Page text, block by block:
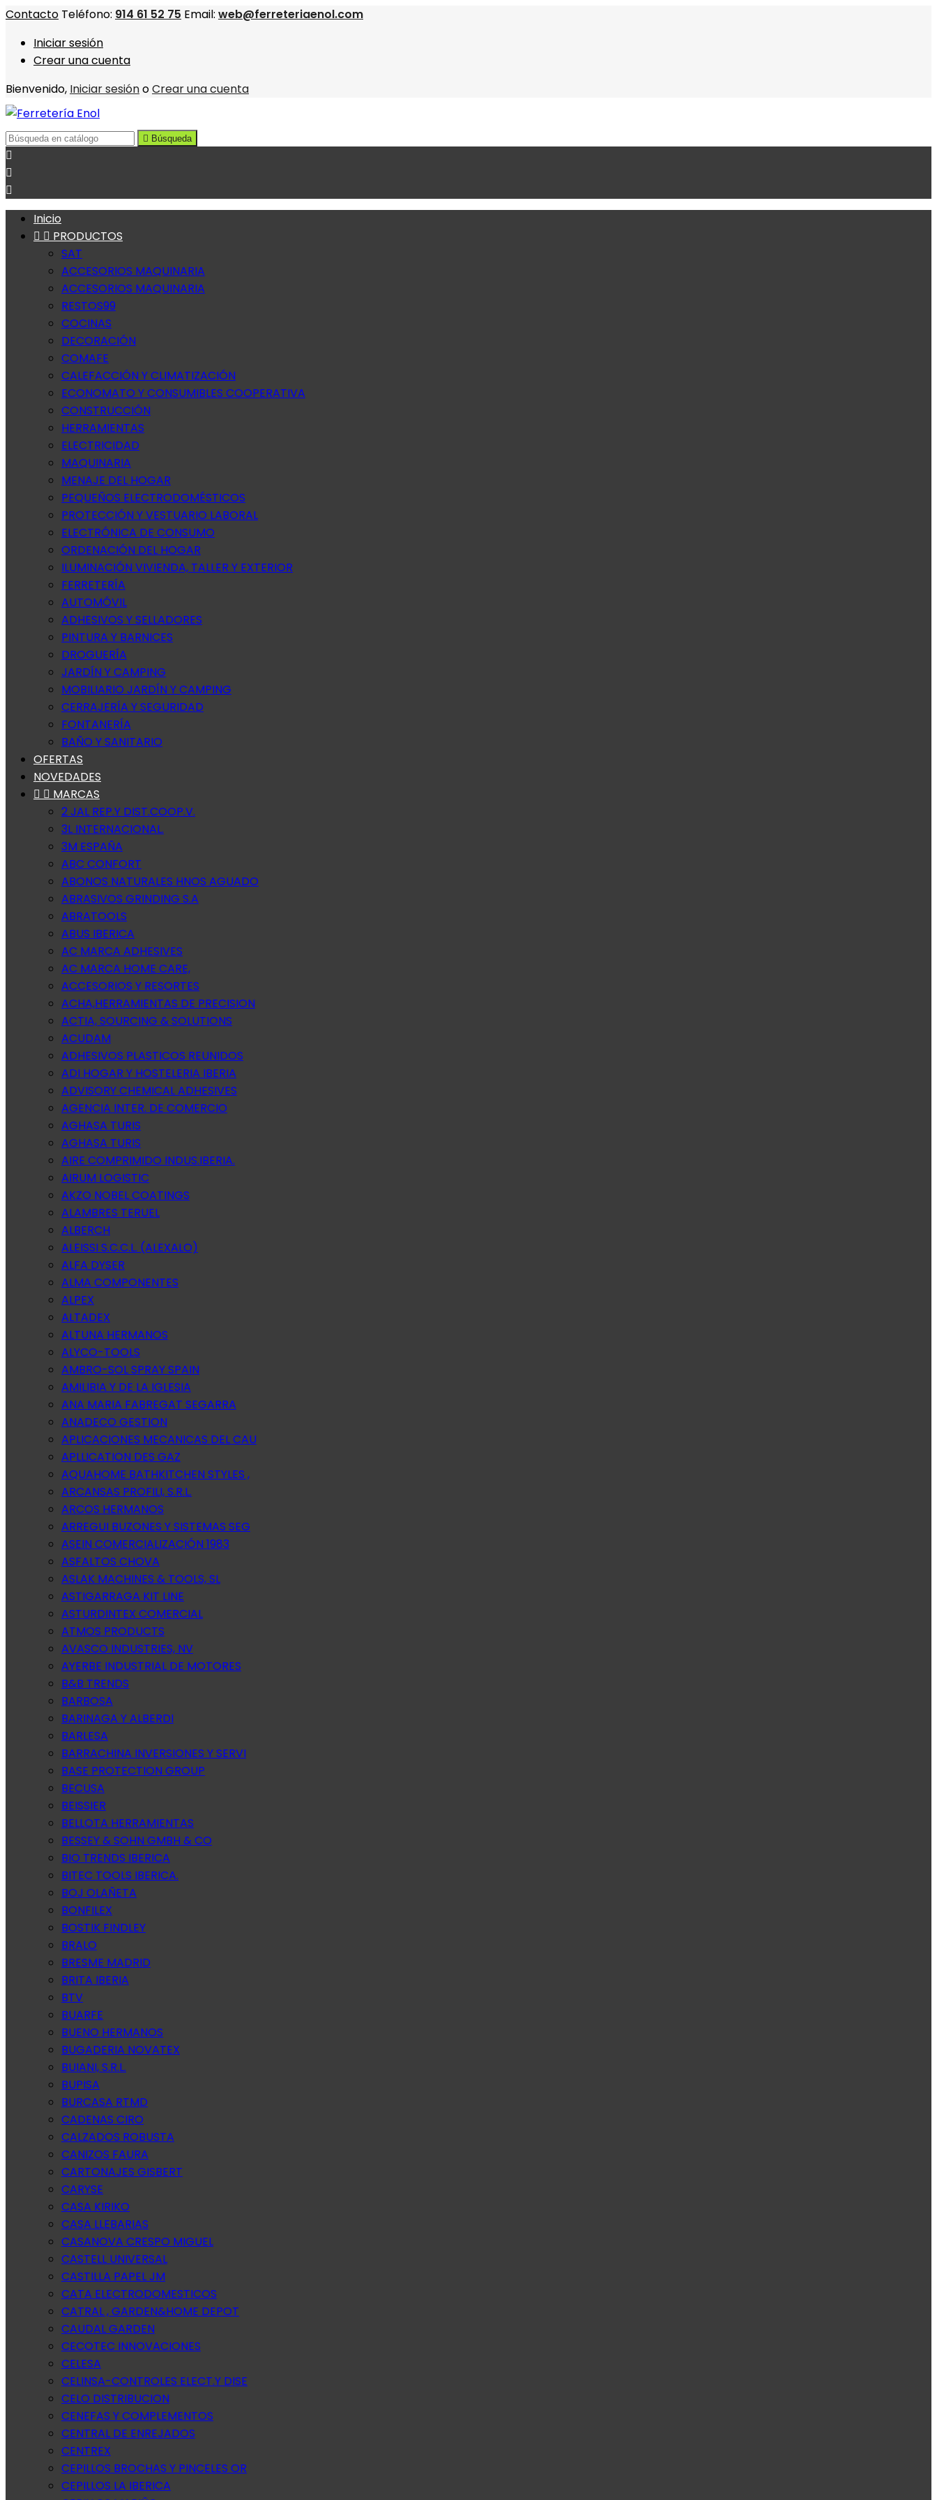
Contacto Teléfono: 914 61 52 75 Email: web@ferreteriaenol.com
Iniciar sesión
Crear una cuenta
Bienvenido, Iniciar sesiónoCrear una cuenta
 Búsqueda



Inicio
  PRODUCTOS
SAT
ACCESORIOS MAQUINARIA
ACCESORIOS MAQUINARIA
RESTOS99
COCINAS
DECORACIÓN
COMAFE
CALEFACCIÓN Y CLIMATIZACIÓN
ECONOMATO Y CONSUMIBLES COOPERATIVA
CONSTRUCCIÓN
HERRAMIENTAS
ELECTRICIDAD
MAQUINARIA
MENAJE DEL HOGAR
PEQUEÑOS ELECTRODOMÉSTICOS
PROTECCIÓN Y VESTUARIO LABORAL
ELECTRÓNICA DE CONSUMO
ORDENACIÓN DEL HOGAR
ILUMINACIÓN VIVIENDA, TALLER Y EXTERIOR
FERRETERÍA
AUTOMÓVIL
ADHESIVOS Y SELLADORES
PINTURA Y BARNICES
DROGUERÍA
JARDÍN Y CAMPING
MOBILIARIO JARDÍN Y CAMPING
CERRAJERÍA Y SEGURIDAD
FONTANERÍA
BAÑO Y SANITARIO
OFERTAS
NOVEDADES
  MARCAS
2 JAL REP.Y DIST.COOP.V.
3L INTERNACIONAL.
3M ESPAÑA
ABC CONFORT
ABONOS NATURALES HNOS AGUADO
ABRASIVOS GRINDING S.A
ABRATOOLS
ABUS IBERICA
AC MARCA ADHESIVES
AC MARCA HOME CARE,
ACCESORIOS Y RESORTES
ACHA,HERRAMIENTAS DE PRECISION
ACTIA, SOURCING & SOLUTIONS
ACUDAM
ADHESIVOS PLASTICOS REUNIDOS
ADI HOGAR Y HOSTELERIA IBERIA
ADVISORY CHEMICAL ADHESIVES
AGENCIA INTER. DE COMERCIO
AGHASA TURIS
AGHASA TURIS
AIRE COMPRIMIDO INDUS.IBERIA.
AIRUM LOGISTIC
AKZO NOBEL COATINGS
ALAMBRES TERUEL
ALBERCH
ALEISSI S.C.C.L. (ALEXALO)
ALFA DYSER
ALMA COMPONENTES
ALPEX
ALTADEX
ALTUNA HERMANOS
ALYCO-TOOLS
AMBRO-SOL SPRAY SPAIN
AMILIBIA Y DE LA IGLESIA
ANA MARIA FABREGAT SEGARRA
ANADECO GESTION
APLICACIONES MECANICAS DEL CAU
APLLICATION DES GAZ
AQUAHOME BATHKITCHEN STYLES ,
ARCANSAS PROFILI, S.R.L.
ARCOS HERMANOS
ARREGUI BUZONES Y SISTEMAS SEG
ASEIN COMERCIALIZACIÓN 1983
ASFALTOS CHOVA
ASLAK MACHINES & TOOLS, SL
ASTIGARRAGA KIT LINE
ASTURDINTEX COMERCIAL
ATMOS PRODUCTS
AVASCO INDUSTRIES, NV
AYERBE INDUSTRIAL DE MOTORES
B&B TRENDS
BARBOSA
BARINAGA Y ALBERDI
BARLESA
BARRACHINA INVERSIONES Y SERVI
BASE PROTECTION GROUP
BECUSA
BEISSIER
BELLOTA HERRAMIENTAS
BESSEY & SOHN GMBH & CO
BIO TRENDS IBERICA
BITEC TOOLS IBERICA.
BOJ OLAÑETA
BONFILEX
BOSTIK FINDLEY
BRALO
BRESME MADRID
BRITA IBERIA
BTV
BUARFE
BUENO HERMANOS
BUGADERIA NOVATEX
BUIANI, S.R.L.
BUPISA
BURCASA RTMD
CADENAS CIRO
CALZADOS ROBUSTA
CANIZOS FAURA
CARTONAJES GISBERT
CARYSE
CASA KIRIKO
CASA LLEBARIAS
CASANOVA CRESPO MIGUEL
CASTELL UNIVERSAL
CASTILLA PAPEL JM
CATA ELECTRODOMESTICOS
CATRAL , GARDEN&HOME DEPOT
CAUDAL GARDEN
CECOTEC INNOVACIONES
CELESA
CELINSA-CONTROLES ELECT.Y DISE
CELO DISTRIBUCION
CENEFAS Y COMPLEMENTOS
CENTRAL DE ENREJADOS
CENTREX
CEPILLOS BROCHAS Y PINCELES OR
CEPILLOS LA IBERICA